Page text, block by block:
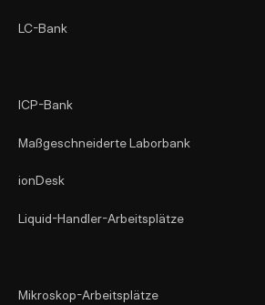
LC-Bank
ICP-Bank
Maßgeschneiderte Laborbank
ionDesk
Liquid-Handler-Arbeitsplätze
Mikroskop-Arbeitsplätze